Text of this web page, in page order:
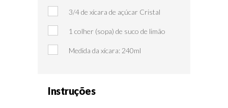
3/4 de xícara de açúcar Cristal
1 colher (sopa) de suco de limão
Medida da xícara: 240ml
Instruções